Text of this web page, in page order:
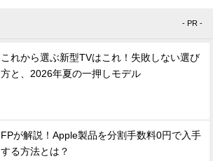
- PR -
これから選ぶ新型TVはこれ！失敗しない選び
方と、2026年夏の一押しモデル
FPが解説！Apple製品を分割手数料0円で入手
する方法とは？